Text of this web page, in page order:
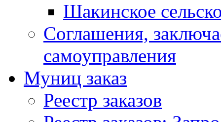
Шакинское
Соглашения,
самоуправления
Муниц заказ
Реестр заказов